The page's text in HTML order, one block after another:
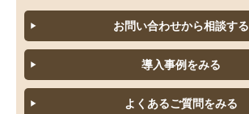
スパイス「ら～ろ」
スパイス「わ～ん」
お問い合わせから相談する
導入事例をみる
よくあるご質問をみる